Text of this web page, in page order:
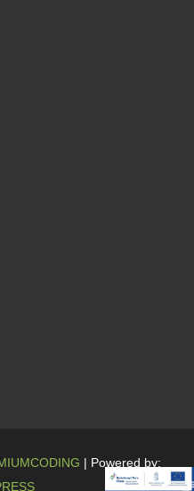
| Powered by: